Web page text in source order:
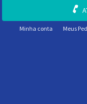
Minha conta Meus